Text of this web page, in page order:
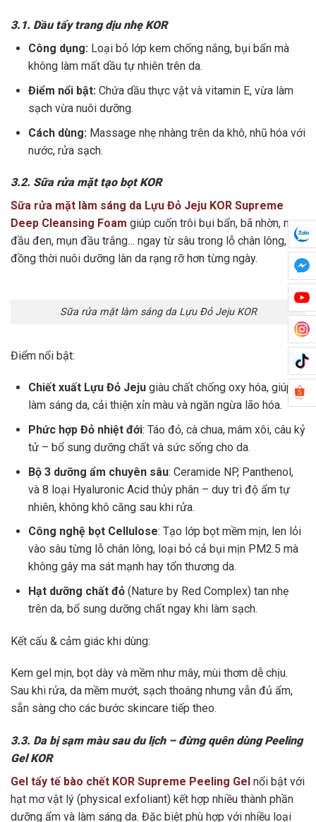
3.1. Dầu tẩy trang dịu nhẹ KOR
Công dụng: Loại bỏ lớp kem chống nắng, bụi bẩn mà
không làm mất dầu tự nhiên trên da.
Điểm nổi bật: Chứa dầu thực vật và vitamin E, vừa làm
sạch vừa nuôi dưỡng.
Cách dùng: Massage nhẹ nhàng trên da khô, nhũ hóa với
nước, rửa sạch.
3.2. Sữa rửa mặt tạo bọt KOR
Sữa rửa mặt làm sáng da Lựu Đỏ Jeju KOR Supreme
Deep Cleansing Foam giúp cuốn trôi bụi bẩn, bã nhờn, mụn
đầu đen, mụn đầu trắng… ngay từ sâu trong lỗ chân lông,
đồng thời nuôi dưỡng làn da rạng rỡ hơn từng ngày.
Sữa rửa mặt làm sáng da Lựu Đỏ Jeju KOR
Điểm nổi bật:
Chiết xuất Lựu Đỏ Jeju giàu chất chống oxy hóa, giúp
làm sáng da, cải thiện xỉn màu và ngăn ngừa lão hóa.
Phức hợp Đỏ nhiệt đới: Táo đỏ, cà chua, mâm xôi, câu kỷ
tử – bổ sung dưỡng chất và sức sống cho da.
Bộ 3 dưỡng ẩm chuyên sâu: Ceramide NP, Panthenol,
và 8 loại Hyaluronic Acid thủy phân – duy trì độ ẩm tự
nhiên, không khô căng sau khi rửa.
Công nghệ bọt Cellulose: Tạo lớp bọt mềm mịn, len lỏi
vào sâu từng lỗ chân lông, loại bỏ cả bụi mịn PM2.5 mà
không gây ma sát mạnh hay tổn thương da.
Hạt dưỡng chất đỏ (Nature by Red Complex) tan nhẹ
trên da, bổ sung dưỡng chất ngay khi làm sạch.
Kết cấu & cảm giác khi dùng:
Kem gel mịn, bọt dày và mềm như mây, mùi thơm dễ chịu.
Sau khi rửa, da mềm mướt, sạch thoáng nhưng vẫn đủ ẩm,
sẵn sàng cho các bước skincare tiếp theo.
3.3. Da bị sạm màu sau du lịch – đừng quên dùng Peeling
Gel KOR
Gel tẩy tế bào chết KOR Supreme Peeling Gel nổi bật với
hạt mơ vật lý (physical exfoliant) kết hợp nhiều thành phần
dưỡng ẩm và làm sáng da. Đặc biệt phù hợp với nhiều loại